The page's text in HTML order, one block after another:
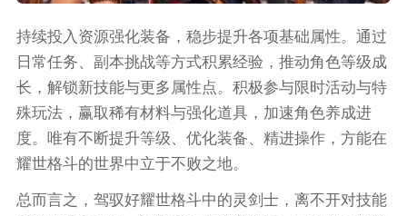
持续投入资源强化装备，稳步提升各项基础属性。通过
日常任务、副本挑战等方式积累经验，推动角色等级成
长，解锁新技能与更多属性点。积极参与限时活动与特
殊玩法，赢取稀有材料与强化道具，加速角色养成进
度。唯有不断提升等级、优化装备、精进操作，方能在
耀世格斗的世界中立于不败之地。
总而言之，驾驭好耀世格斗中的灵剑士，离不开对技能